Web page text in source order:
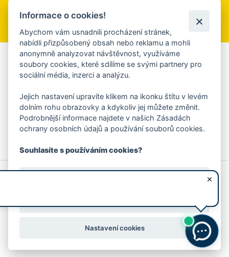
Přihlásit se k odběru
Aplikace Mobilní rozhlas
Chcete dostávat do svého mobilu či mailu upozornění na
ankety, pozvánky na kulturní a sportovní akce?
Více informací o aplikaci
© 2026 Magistrát města Zlína
Prohlášení o používání cookies
Informace o cookies!
Abychom vám usnadnili procházení stránek,
nabídli přizpůsobený obsah nebo reklamu a mohli
anonymně analyzovat návštěvnost, využíváme
soubory cookies, které sdílíme se svými partnery pro
sociální média, inzerci a analýzu.
Jejich nastavení upravíte klikem na ikonku štítu v levém
dolním rohu obrazovky a kdykoliv jej můžete změnit.
Podrobnější informace najdete v našich Zásadách
ochrany osobních údajů a používání souborů cookies.
Souhlasíte s používáním cookies?
Nastavení cookies